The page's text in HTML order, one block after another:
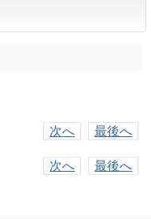
次へ
最後へ
次へ 最後へ